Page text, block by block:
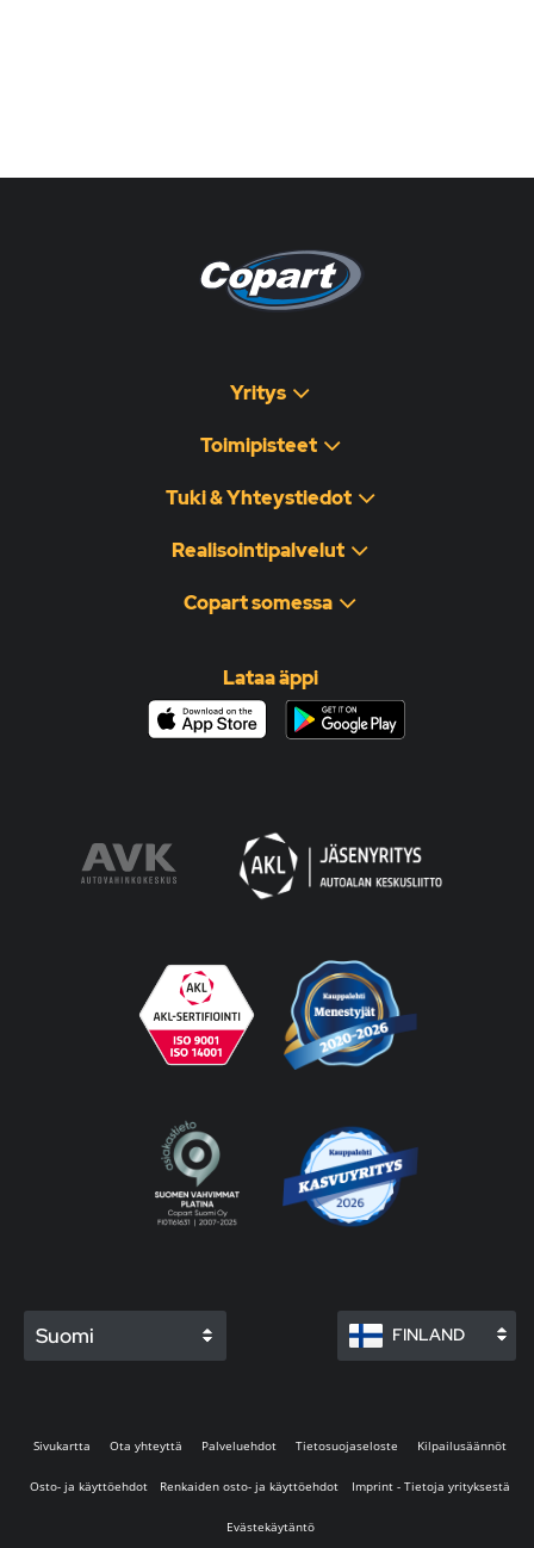
Yritys
Toimipisteet
Tuki & Yhteystiedot
Realisointipalvelut
Copart somessa
Lataa äppi
Suomi FINLAND
Sivukartta Ota yhteyttä Palveluehdot Tietosuojaseloste Kilpailusäännöt
Osto- ja käyttöehdot Renkaiden osto- ja käyttöehdot Imprint - Tietoja yrityksestä
Evästekäytäntö